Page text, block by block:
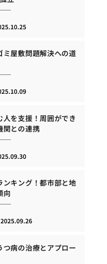
屋敷問題解決への道
を支援！周囲ができ
関との連携
キング！都市部と地
向
2025.09.26
病の治療とアプロー